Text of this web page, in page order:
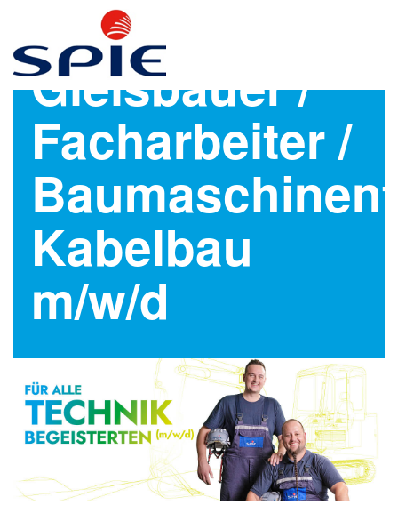
Gleisbauer /
Facharbeiter /
Kabelbau
m/w/d